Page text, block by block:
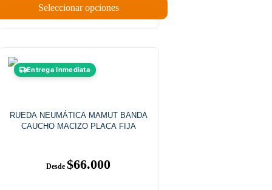
Seleccionar opciones
Entrega Inmediata
RUEDA NEUMÁTICA MAMUT BANDA
CAUCHO MACIZO PLACA FIJA
$66.000